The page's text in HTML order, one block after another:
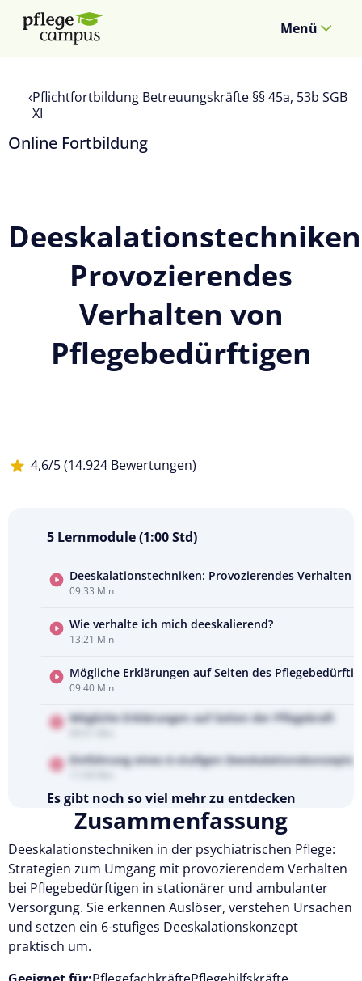
Menü
Pflichtfortbildung Betreuungskräfte §§ 45a, 53b SGB
XI
Online Fortbildung
Provozierendes
Verhalten von
Pflegebedürftigen
4,6/5 (14.924 Bewertungen)
Kursvorschau
ansehen
5 Lernmodule (1:00 Std)
Deeskalationstechniken: Provozierendes Verhalten
09:33 Min
Wie verhalte ich mich deeskalierend?
13:21 Min
Mögliche Erklärungen auf Seiten des
09:40 Min
Mögliche Erklärungen auf Seiten der Pflegekraft
Einführung eines 6-stufigen Deeskalationskonzepts
Es gibt noch so viel mehr zu entdecken
Testen Sie Pflegecampus 14 Tage kostenlos.
Kostenlos testen
Zusammenfassung
Deeskalationstechniken in der psychiatrischen Pflege:
Strategien zum Umgang mit provozierendem Verhalten
bei Pflegebedürftigen in stationärer und ambulanter
Versorgung. Sie erkennen Auslöser, verstehen Ursachen
und setzen ein 6-stufiges Deeskalationskonzept
praktisch um.